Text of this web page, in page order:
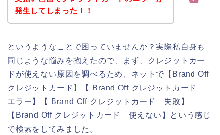
発生してしまった！！
というようなことで困っていませんか？実際私自身も
同じような悩みを抱えたので、まず、クレジットカー
ドが使えない原因を調べるため、ネットで【Brand Off
クレジットカード】【 Brand Off クレジットカード
エラー】【 Brand Off クレジットカード 失敗】
【Brand Off クレジットカード 使えない】という感じ
で検索をしてみました。